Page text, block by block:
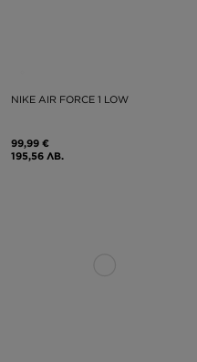
NIKE AIR FORCE 1 LOW
99,99 €
195,56 ЛВ.